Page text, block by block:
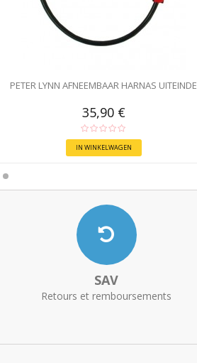
PETER LYNN AFNEEMBAAR HARNAS UITEINDE
35,90 €
IN WINKELWAGEN
SAV
Retours et remboursements